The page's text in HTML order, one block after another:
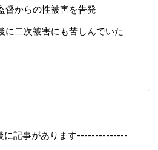
督からの性被害を告発
に二次被害にも苦しんでいた
記事があります--------------